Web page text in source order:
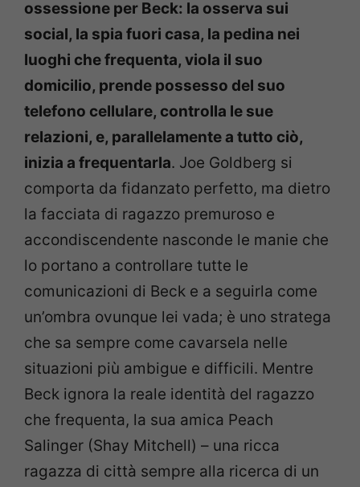
ossessione per Beck: la osserva sui
social, la spia fuori casa, la pedina nei
luoghi che frequenta, viola il suo
domicilio, prende possesso del suo
telefono cellulare, controlla le sue
relazioni, e, parallelamente a tutto ciò,
inizia a frequentarla. Joe Goldberg si
comporta da fidanzato perfetto, ma dietro
la facciata di ragazzo premuroso e
accondiscendente nasconde le manie che
lo portano a controllare tutte le
comunicazioni di Beck e a seguirla come
un’ombra ovunque lei vada; è uno stratega
che sa sempre come cavarsela nelle
situazioni più ambigue e difficili. Mentre
Beck ignora la reale identità del ragazzo
che frequenta, la sua amica Peach
Salinger (Shay Mitchell) – una ricca
ragazza di città sempre alla ricerca di un